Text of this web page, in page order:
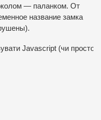
— паланком. От
название замка
Javascript (чи просто